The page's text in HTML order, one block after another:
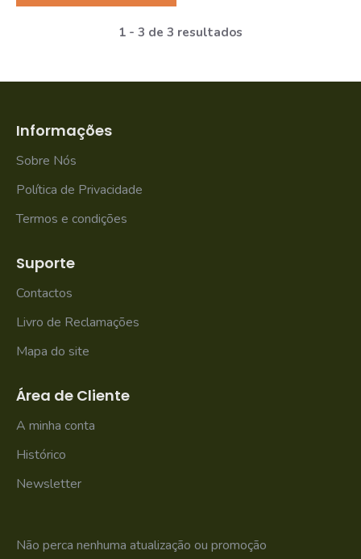
1 - 3 de 3 resultados
Informações
Sobre Nós
Política de Privacidade
Termos e condições
Suporte
Contactos
Livro de Reclamações
Mapa do site
Área de Cliente
A minha conta
Histórico
Newsletter
Não perca nenhuma atualização ou promoção